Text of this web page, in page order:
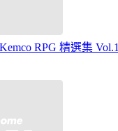
RPG 精選集